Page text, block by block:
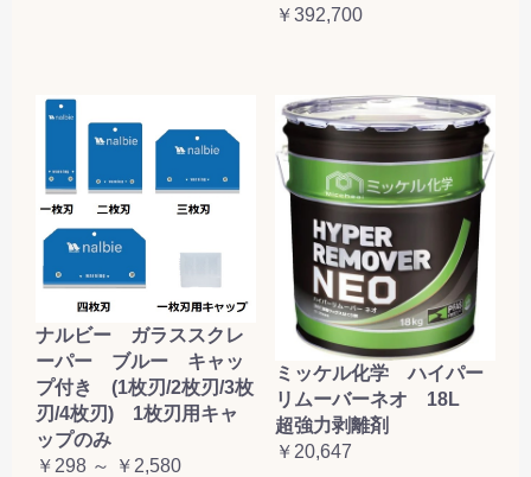
￥392,700
ナルビー ガラススクレ
ーパー ブルー キャッ
プ付き (1枚刃/2枚刃/3枚
刃/4枚刃) 1枚刃用キャ
ップのみ
￥298 ～ ￥2,580
ミッケル化学 ハイパー
リムーバーネオ 18L
超強力剥離剤
￥20,647